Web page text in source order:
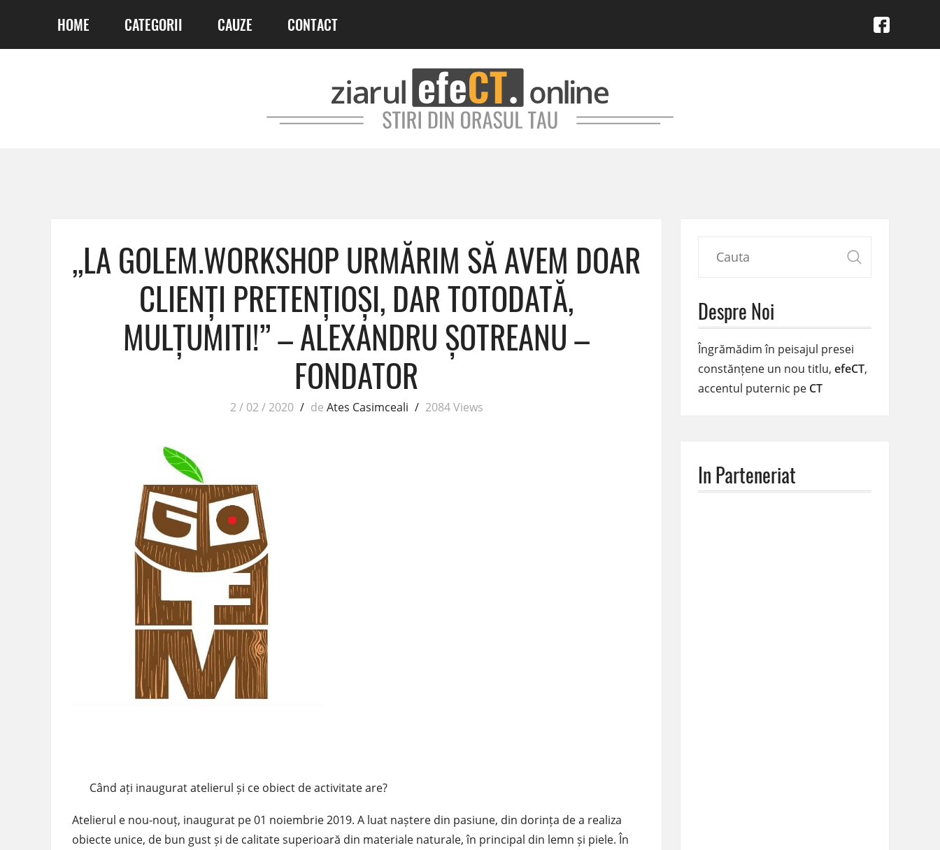
HOME CATEGORII CAUZE CONTACT
,,LA GOLEM.WORKSHOP URMĂRIM SĂ AVEM DOAR
CLIENȚI PRETENȚIOȘI, DAR TOTODATĂ,
MULȚUMITI!” – ALEXANDRU ȘOTREANU –
FONDATOR
2 / 02 / 2020 / de Ates Casimceali / 2084 Views
Când ați inaugurat atelierul și ce obiect de activitate are?
Atelierul e nou-nouț, inaugurat pe 01 noiembrie 2019. A luat naștere din pasiune, din dorința de a realiza
obiecte unice, de bun gust și de calitate superioară din materiale naturale, în principal din lemn și piele. În
Despre Noi
Îngrămădim în peisajul presei
constănțene un nou titlu, efeCT,
accentul puternic pe CT
In Parteneriat